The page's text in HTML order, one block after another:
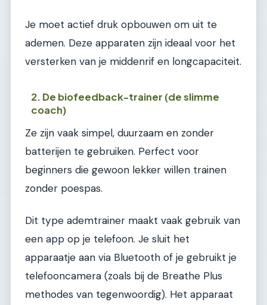
Je moet actief druk opbouwen om uit te
ademen. Deze apparaten zijn ideaal voor het
versterken van je middenrif en longcapaciteit.
2. De biofeedback-trainer (de slimme
coach)
Ze zijn vaak simpel, duurzaam en zonder
batterijen te gebruiken. Perfect voor
beginners die gewoon lekker willen trainen
zonder poespas.
Dit type ademtrainer maakt vaak gebruik van
een app op je telefoon. Je sluit het
apparaatje aan via Bluetooth of je gebruikt je
telefooncamera (zoals bij de Breathe Plus
methodes van tegenwoordig). Het apparaat